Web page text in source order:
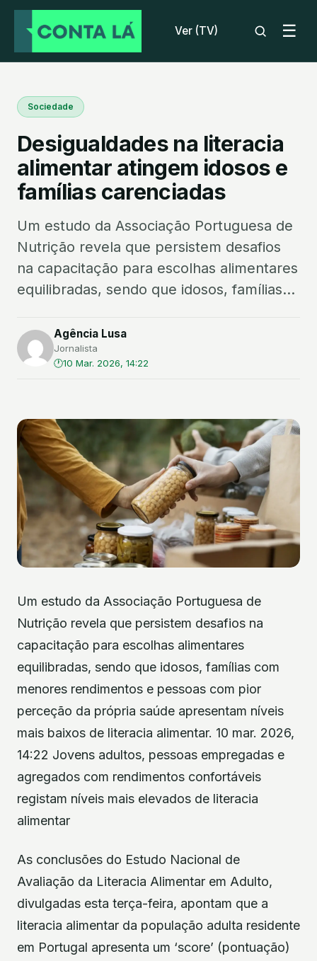
Ver (TV) ☰
Sociedade
Desigualdades na literacia
alimentar atingem idosos e
famílias carenciadas
Um estudo da Associação Portuguesa de
Nutrição revela que persistem desafios
na capacitação para escolhas alimentares
equilibradas, sendo que idosos, famílias...
Agência Lusa
Jornalista
10 Mar. 2026, 14:22
Um estudo da Associação Portuguesa de
Nutrição revela que persistem desafios na
capacitação para escolhas alimentares
equilibradas, sendo que idosos, famílias com
menores rendimentos e pessoas com pior
perceção da própria saúde apresentam níveis
mais baixos de literacia alimentar. 10 mar. 2026,
14:22 Jovens adultos, pessoas empregadas e
agregados com rendimentos confortáveis
registam níveis mais elevados de literacia
alimentar
As conclusões do Estudo Nacional de
Avaliação da Literacia Alimentar em Adulto,
divulgadas esta terça-feira, apontam que a
literacia alimentar da população adulta residente
em Portugal apresenta um ‘score’ (pontuação)